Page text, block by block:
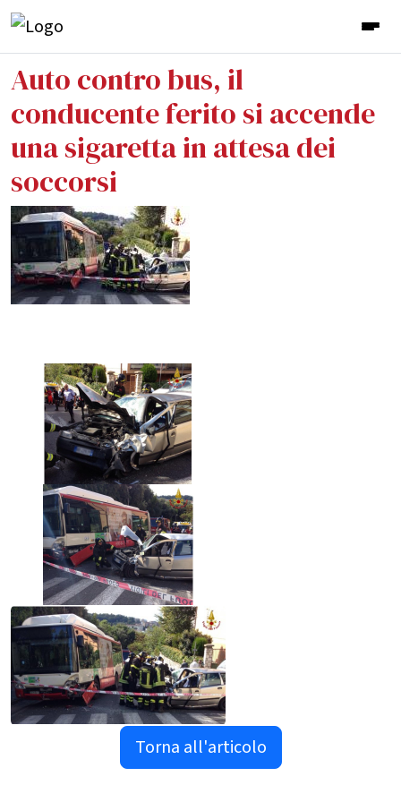
Auto contro bus, il
conducente ferito si accende
una sigaretta in attesa dei
soccorsi
Torna all'articolo